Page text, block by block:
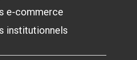
e-commerce
institutionnels